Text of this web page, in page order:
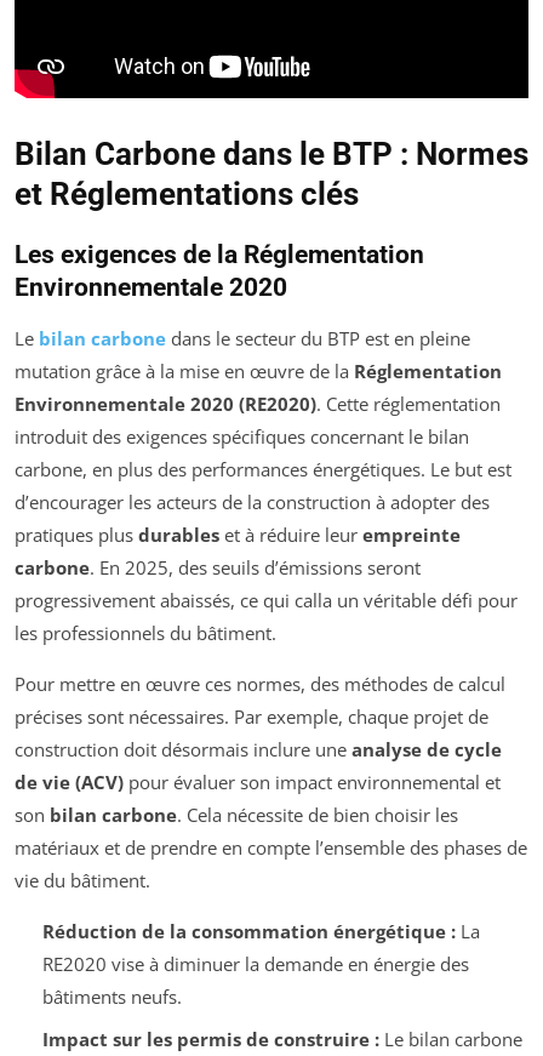
Bilan Carbone dans le BTP : Normes
et Réglementations clés
Les exigences de la Réglementation
Environnementale 2020
Le bilan carbone dans le secteur du BTP est en pleine
mutation grâce à la mise en œuvre de la Réglementation
Environnementale 2020 (RE2020). Cette réglementation
introduit des exigences spécifiques concernant le bilan
carbone, en plus des performances énergétiques. Le but est
d’encourager les acteurs de la construction à adopter des
pratiques plus durables et à réduire leur empreinte
carbone. En 2025, des seuils d’émissions seront
progressivement abaissés, ce qui calla un véritable défi pour
les professionnels du bâtiment.
Pour mettre en œuvre ces normes, des méthodes de calcul
précises sont nécessaires. Par exemple, chaque projet de
construction doit désormais inclure une analyse de cycle
de vie (ACV) pour évaluer son impact environnemental et
son bilan carbone. Cela nécessite de bien choisir les
matériaux et de prendre en compte l’ensemble des phases de
vie du bâtiment.
Réduction de la consommation énergétique :La
RE2020 vise à diminuer la demande en énergie des
bâtiments neufs.
Impact sur les permis de construire :Le bilan carbone